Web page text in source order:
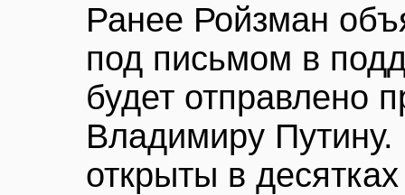
Ранее Ройзман
под письмом в
будет отправлено
Владимиру
открыты в